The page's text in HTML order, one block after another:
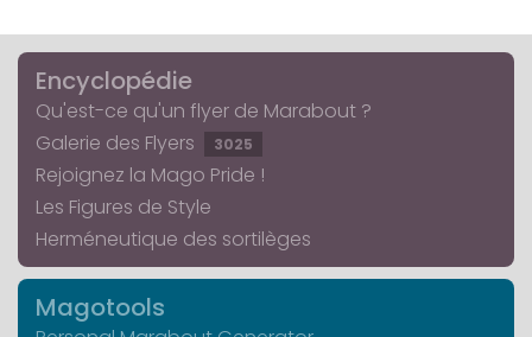
Encyclopédie
Qu'est-ce qu'un flyer de Marabout ?
Galerie des Flyers
3025
Rejoignez la Mago Pride !
Les Figures de Style
Herméneutique des sortilèges
Magotools